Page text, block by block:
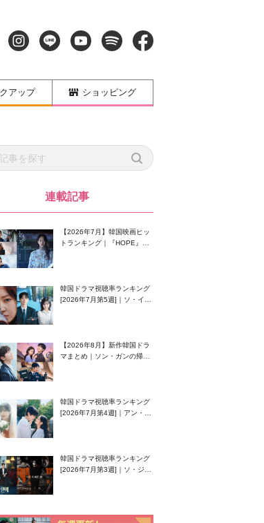
アップ ショッピング
連載記事
【2026年7月】韓国映画ヒッ
トランキング｜『HOPE』が
韓国ドラマ視聴率ランキング
[2026年7月第5週]｜ソ・イン
【2026年8月】新作韓国ドラ
マまとめ｜ソン・ガンの帰
韓国ドラマ視聴率ランキング
[2026年7月第4週]｜アン・ヒ
韓国ドラマ視聴率ランキング
[2026年7月第3週]｜ソ・ジソ